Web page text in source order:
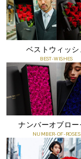
知っておいていただきた
つひとつの色・形・大
●非常にデリケートで
る場合がございます。
●直射日光は傷み、色
付着にご注意ください。
●親油性のため、油性
り、色が移る恐れがあ
ベストウィッシ
BEST-WISHES
ナンバーオブロー
NUMBER-OF-ROSES